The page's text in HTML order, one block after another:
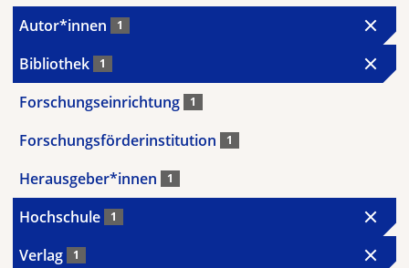
Autor*innen 1
Bibliothek 1
Forschungseinrichtung 1
Forschungsförderinstitution 1
Herausgeber*innen 1
Hochschule 1
Verlag 1